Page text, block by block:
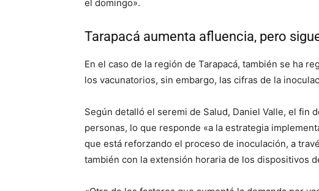
el domingo».
Tarapacá aumenta afluencia, pero
En el caso de la región de Tarapacá, también se ha
los vacunatorios, sin embargo, las cifras de la
Según detalló el seremi de Salud, Daniel Valle, el fin
personas, lo que responde «a la estrategia
que está reforzando el proceso de inoculación, a
también con la extensión horaria de los dispositivos